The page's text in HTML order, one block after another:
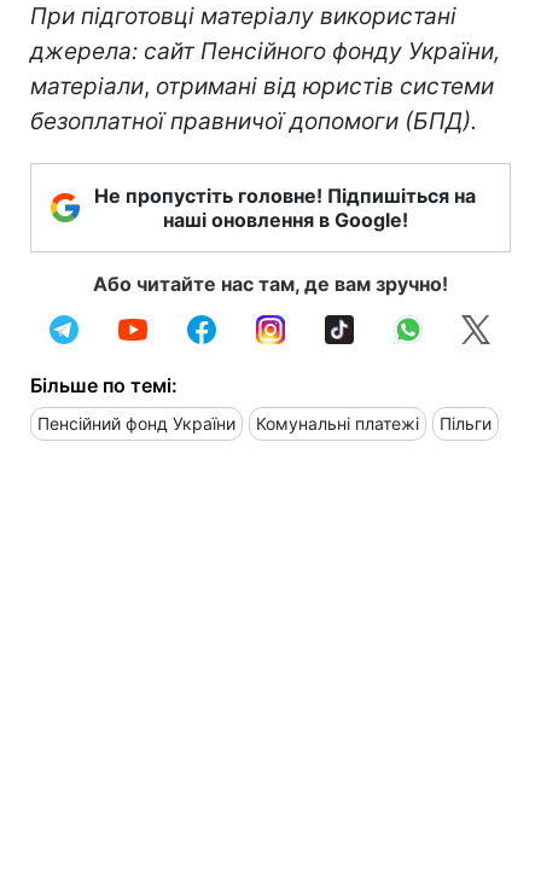
При підготовці матеріалу використані
джерела: сайт Пенсійного фонду України,
матеріали, отримані від юристів системи
безоплатної правничої допомоги (БПД).
Не пропустіть головне! Підпишіться на
наші оновлення в Google!
Або читайте нас там, де вам зручно!
Більше по темі:
Пенсійний фонд України Комунальні платежі Пільги